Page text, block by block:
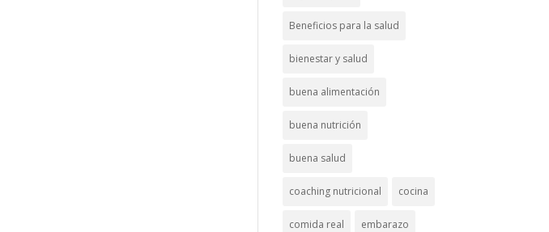
Beneficios para la salud
bienestar y salud
buena alimentación
buena nutrición
buena salud
coaching nutricional cocina
comida real embarazo